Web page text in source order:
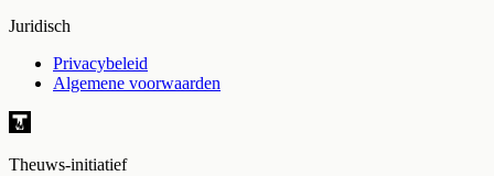
Juridisch
Privacybeleid
Algemene voorwaarden
Theuws-initiatief